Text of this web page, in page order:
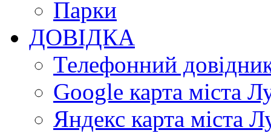
Парки
ДОВІДКА
Телефонний
Google карта міста
Яндекс карта міста